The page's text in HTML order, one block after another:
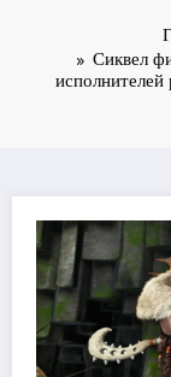
Сиквел